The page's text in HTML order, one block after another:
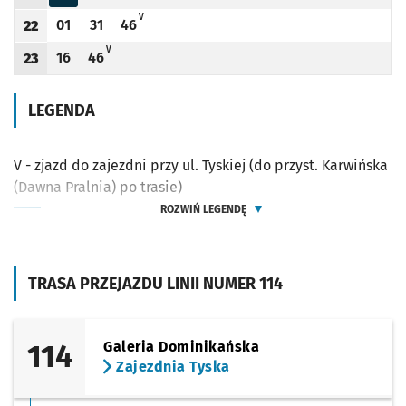
TRASA PRZEJAZDU LINII NUMER 114
114
Galeria Dominikańska
Zajezdnia Tyska
Godzina odjazdu
22
Odjazd
01
minut po godzinie 22
Odjazd
31
minut po godzinie 22
Odjazd
46
minut po godzinie 22
VV - ZJAZD DO ZAJEZDNI PRZY UL. TYSKIEJ (DO PRZYST.
Godzina odjazdu
23
Odjazd
16
minut po godzinie 23
Odjazd
46
minut po godzinie 23
VV - ZJAZD DO ZAJEZDNI PRZY UL. TYSKIEJ (DO PRZYST. KARWIŃSKA
LEGENDA
V - zjazd do zajezdni przy ul. Tyskiej (do przyst. Karwińska
(Dawna Pralnia) po trasie)
ROZWIŃ LEGENDĘ